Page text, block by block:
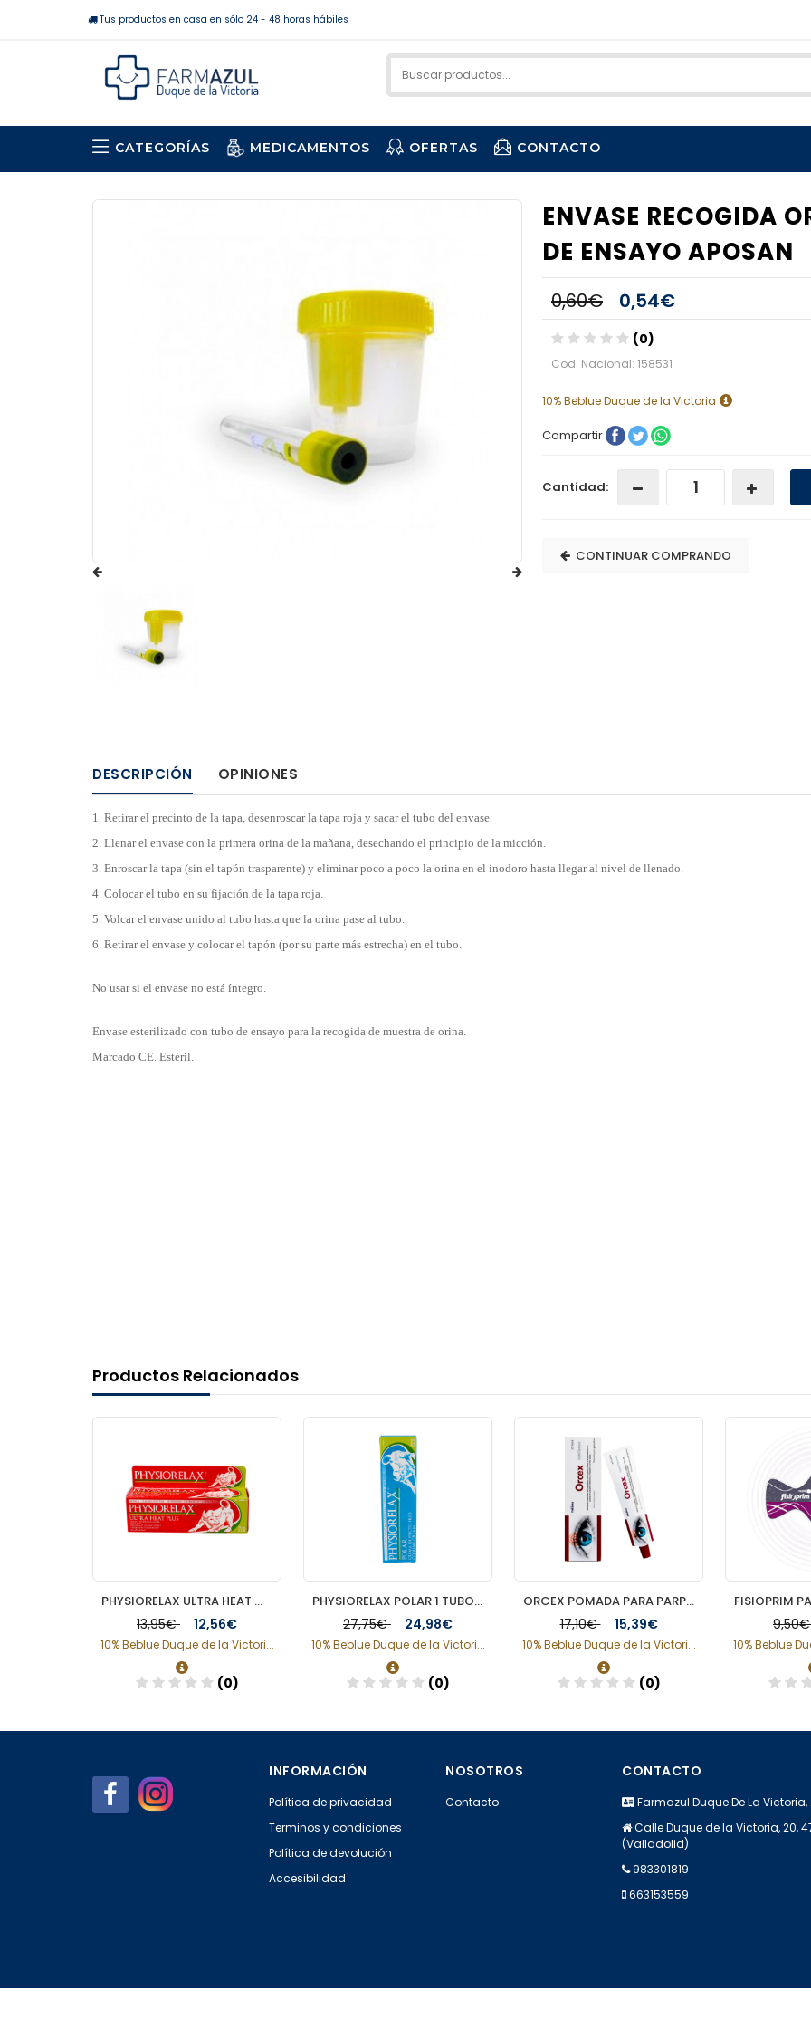
Tus productos en casa en sólo 24 - 48 horas hábiles
CATEGORÍAS MEDICAMENTOS OFERTAS CONTACTO
ENVASE RECOGIDA
DE ENSAYO APOSAN
0,60€ 0,54€
(0)
Cod. Nacional: 158531
10% Beblue Duque de la Victoria
Compartir
Cantidad:
CONTINUAR COMPRANDO
DESCRIPCIÓN OPINIONES
1. Retirar el precinto de la tapa, desenroscar la tapa roja y sacar el tubo del envase.
2. Llenar el envase con la primera orina de la mañana, desechando el principio de la micción.
3. Enroscar la tapa (sin el tapón trasparente) y eliminar poco a poco la orina en el inodoro hasta llegar al nivel de llenado.
4. Colocar el tubo en su fijación de la tapa roja.
5. Volcar el envase unido al tubo hasta que la orina pase al tubo.
6. Retirar el envase y colocar el tapón (por su parte más estrecha) en el tubo.
No usar si el envase no está íntegro.
Envase esterilizado con tubo de ensayo para la recogida de muestra de orina.
Marcado CE. Estéril.
Productos Relacionados
PHYSIORELAX ULTRA HEAT MASAJE DEPORTIVO 75 ML
13,95€ 12,56€
10% Beblue Duque de la Victori...
(0)
PHYSIORELAX POLAR 1 TUBO 250 ML
27,75€ 24,98€
10% Beblue Duque de la Victori...
(0)
ORCEX POMADA PARA PARPADOS 1 TUBO 15 G
17,10€ 15,39€
10% Beblue Duque de la Victori...
(0)
10% Beblue
INFORMACIÓN
Política de privacidad
Terminos y condiciones
Política de devolución
Accesibilidad
NOSOTROS
Contacto
CONTACTO
Farmazul Duque De La Victoria,
Calle Duque de la Victoria, 20,
(Valladolid)
983301819
663153559